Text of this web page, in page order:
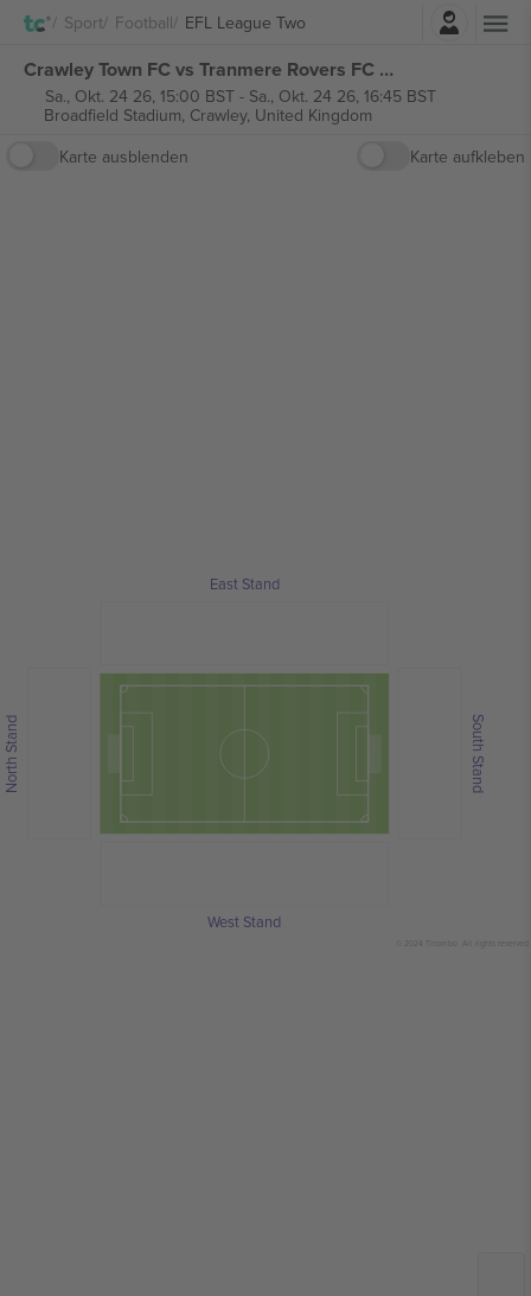
Sport Football EFL League TwoEinloggen
Crawley Town FC vs Tranmere Rovers FC EFL League Two tickets
Sa., Okt. 24 26, 15:00 BST- Sa., Okt. 24 26, 16:45 BST
Broadfield Stadium, Crawley, United Kingdom
Karte ausblenden
Karte aufkleben
© 2024 Ticombo. All rights reserved
East Stand
South Stand
West Stand
North Stand